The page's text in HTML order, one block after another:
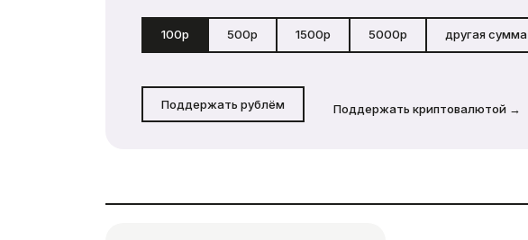
100р 500р 1500р 5000р другая сумма
Поддержать рублём Поддержать криптовалютой →